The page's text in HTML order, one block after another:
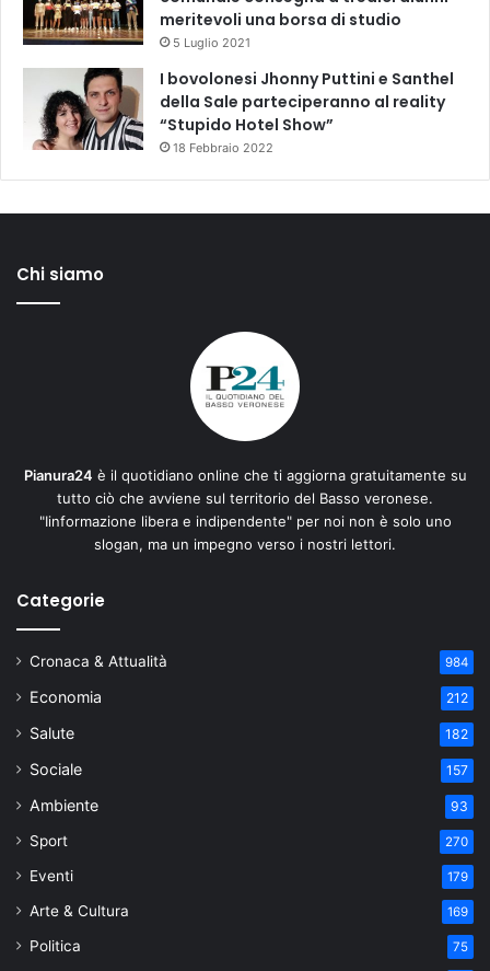
meritevoli una borsa di studio
5 Luglio 2021
I bovolonesi Jhonny Puttini e Santhel
della Sale parteciperanno al reality
“Stupido Hotel Show”
18 Febbraio 2022
Chi siamo
Pianura24 è il quotidiano online che ti aggiorna gratuitamente su
tutto ciò che avviene sul territorio del Basso veronese.
"Iinformazione libera e indipendente" per noi non è solo uno
slogan, ma un impegno verso i nostri lettori.
Categorie
Cronaca & Attualità 984
Economia 212
Salute 182
Sociale 157
Ambiente 93
Sport 270
Eventi 179
Arte & Cultura 169
Politica 75